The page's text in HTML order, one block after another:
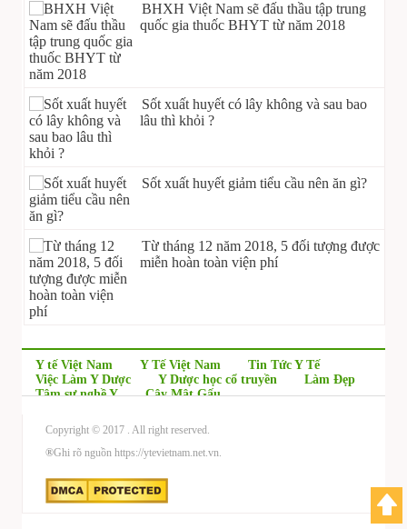
BHXH Việt Nam sẽ đấu thầu tập trung
quốc gia thuốc BHYT từ năm 2018
Sốt xuất huyết có lây không và sau bao
lâu thì khỏi ?
Sốt xuất huyết giảm tiểu cầu nên ăn gì?
Từ tháng 12 năm 2018, 5 đối tượng được
miễn hoàn toàn viện phí
Y tế Việt Nam Y Tế Việt Nam
Tin Tức Y Tế
Việc Làm Y Dược
Y Dược học cổ truyền
Làm Đẹp
Tâm sự nghề Y
Cây Mật Gấu
Copyright © 2017 . All right reserved.
®Ghi rõ nguồn https://ytevietnam.net.vn.